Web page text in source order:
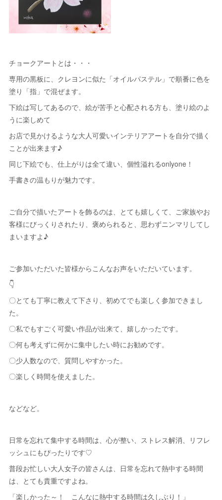
チョークアートとは・・・
専用の黒板に、クレヨンに似た「オイルパステル」で順番に色を
塗り「指」で混ぜます。
下絵は写してあるので、絵が苦手と心配される方も、塗り絵のよ
うに楽しめて
お店で見かけるような大人可愛いインテリアアートを自分で描く
ことが出来ます♪
同じ下絵でも、仕上がりは全て違い、個性溢れるonlyone！
手書きの温もりが魅力です。
ご自分で描いたアートを飾るのは、とても嬉しくて、ご家族やお
客様にびっくりされたり、褒められると、思わずニンマリしてし
まいますよ♪
ご参加いただいた皆様からこんなお声をいただいています。
👇
〇とても丁寧に教えて下さり、初めてでも楽しく参加できまし
た。
〇私でもすごく可愛い作品が出来て、嬉しかったです。
〇何も考えずに何かに集中したい時にお勧めです。
〇少人数なので、質問しやすかった。
〇楽しく時間を使えました。
などなど。
日常を忘れて集中する時間は、心が整い、ストレス解消、リフレ
ッシュにもぴったりです♡
普段お忙しい大人女子の皆さんは、日常を忘れて熱中する時間
は、とても貴重ですよね。
「楽しかった～！ こんなに熱中する時間は久しぶり！」